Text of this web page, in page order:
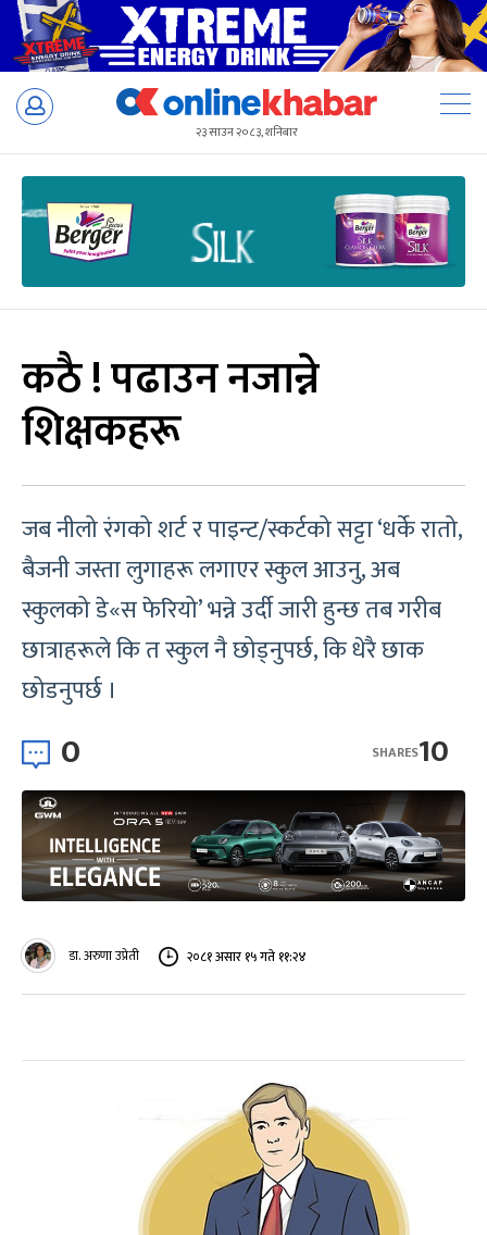
Skip
२३ साउन २०८३, शनिबार
कठै ! पढाउन नजान्ने
शिक्षकहरू
जब नीलो रंगको शर्ट र पाइन्ट/स्कर्टको सट्टा ‘धर्के रातो,
बैजनी जस्ता लुगाहरू लगाएर स्कुल आउनु, अब
स्कुलको डे«स फेरियो’ भन्ने उर्दी जारी हुन्छ तब गरीब
छात्राहरूले कि त स्कुल नै छोड्नुपर्छ, कि धेरै छाक
छोडनुपर्छ ।
0 10
SHARES
डा. अरुणा उप्रेती २०८१ असार १५ गते ११:२४